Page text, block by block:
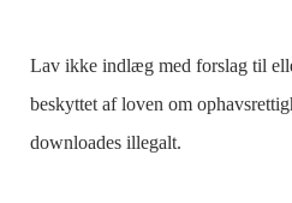
Lav ikke indlæg med forslag til
beskyttet af loven om
downloades illegalt.